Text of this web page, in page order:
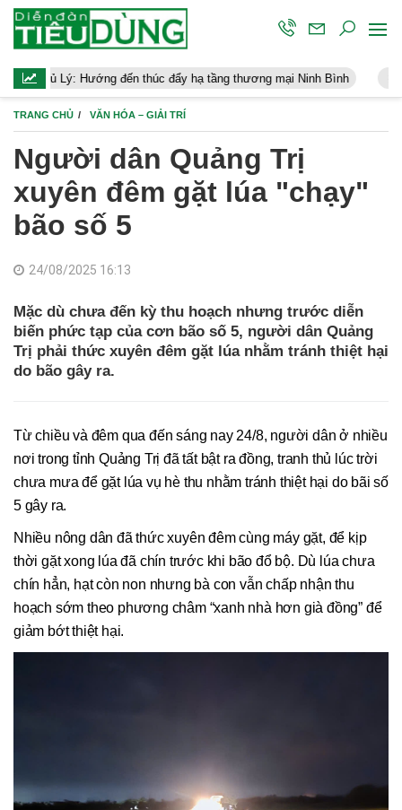
đến thúc đẩy hạ tầng thương mại Ninh Bình Điều hành kinh tế
TRANG CHỦ VĂN HÓA – GIẢI TRÍ
Người dân Quảng Trị
xuyên đêm gặt lúa "chạy"
bão số 5
24/08/2025 16:13
Mặc dù chưa đến kỳ thu hoạch nhưng trước diễn
biến phức tạp của cơn bão số 5, người dân Quảng
Trị phải thức xuyên đêm gặt lúa nhằm tránh thiệt hại
do bão gây ra.
Từ chiều và đêm qua đến sáng nay 24/8, người dân ở nhiều
nơi trong tỉnh Quảng Trị đã tất bật ra đồng, tranh thủ lúc trời
chưa mưa để gặt lúa vụ hè thu nhằm tránh thiệt hại do bãi số
5 gây ra.
Nhiều nông dân đã thức xuyên đêm cùng máy gặt, để kịp
thời gặt xong lúa đã chín trước khi bão đổ bộ. Dù lúa chưa
chín hẳn, hạt còn non nhưng bà con vẫn chấp nhận thu
hoạch sớm theo phương châm “xanh nhà hơn già đồng” để
giảm bớt thiệt hại.